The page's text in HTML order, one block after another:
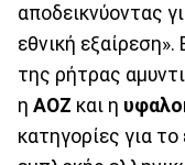
αποδεικνύοντας
εθνική
της ρήτρας
η ΑΟΖ και η
κατηγορίες για